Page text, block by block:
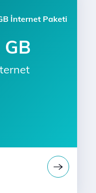
İnternet Paketi
GB